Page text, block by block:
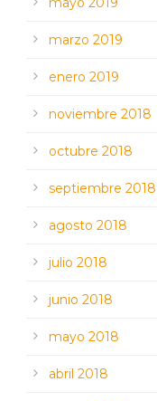
marzo 2019
enero 2019
noviembre 2018
octubre 2018
septiembre 2018
agosto 2018
julio 2018
junio 2018
mayo 2018
abril 2018